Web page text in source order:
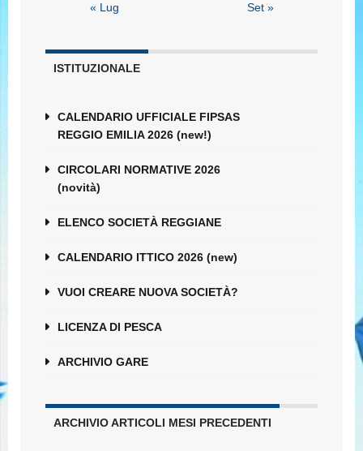
« Lug Set »
ISTITUZIONALE
CALENDARIO UFFICIALE FIPSAS
REGGIO EMILIA 2026 (new!)
CIRCOLARI NORMATIVE 2026
(novità)
ELENCO SOCIETÀ REGGIANE
CALENDARIO ITTICO 2026 (new)
VUOI CREARE NUOVA SOCIETÀ?
LICENZA DI PESCA
ARCHIVIO GARE
ARCHIVIO ARTICOLI MESI PRECEDENTI